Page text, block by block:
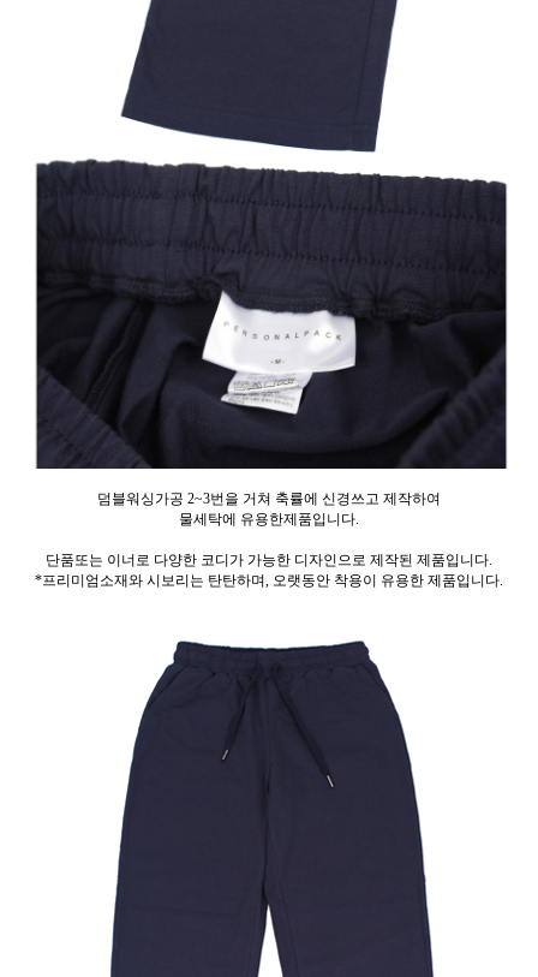
덤블워싱가공 2~3번을 거쳐 축률에 신경쓰고 제작하여
물세탁에 유용한제품입니다.
단품또는 이너로 다양한 코디가 가능한 디자인으로 제작된 제품입니다.
*프리미엄소재와 시보리는 탄탄하며, 오랫동안 착용이 유용한 제품입니다.